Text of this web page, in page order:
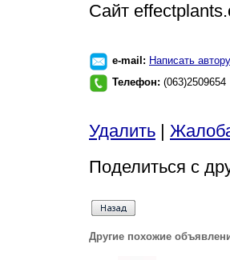
Cайт
e-mail: Написать автору
Телефон: (063)2509654
Удалить |
Поделиться с
Другие похожие